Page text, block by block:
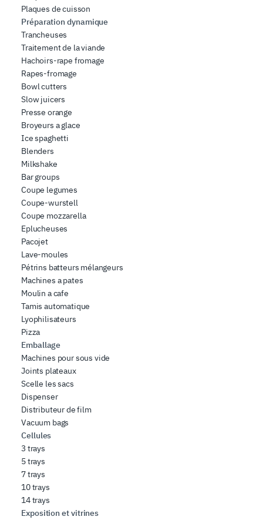
inoltre informazioni sul modo in cui l’utente utilizza il
nostro sito con i nostri partner che si occupano di analisi
combinarle con altre informazioni che ha fornito loro o
che hanno raccolto dal suo utilizzo dei loro servizi.
Plaques de cuisson
Préparation dynamique
Trancheuses
Traitement de la viande
Hachoirs-rape fromage
Rapes-fromage
Bowl cutters
Slow juicers
Presse orange
Broyeurs a glace
Ice spaghetti
Blenders
Milkshake
Bar groups
Coupe legumes
Coupe-wurstell
Coupe mozzarella
Eplucheuses
Pacojet
Lave-moules
Pétrins batteurs mélangeurs
Machines a pates
Moulin a cafe
Tamis automatique
Lyophilisateurs
Pizza
Emballage
Machines pour sous vide
Joints plateaux
Scelle les sacs
Dispenser
Distributeur de film
Vacuum bags
Cellules
3 trays
5 trays
7 trays
10 trays
14 trays
Exposition et vitrines